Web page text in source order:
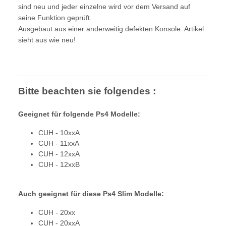
sind neu und jeder einzelne wird vor dem Versand auf
seine Funktion geprüft.
Ausgebaut aus einer anderweitig defekten Konsole. Artikel
sieht aus wie neu!
Bitte beachten sie folgendes :
Geeignet für folgende Ps4 Modelle:
CUH - 10xxA
CUH - 11xxA
CUH - 12xxA
CUH - 12xxB
Auch geeignet für diese Ps4 Slim Modelle:
CUH - 20xx
CUH - 20xxA